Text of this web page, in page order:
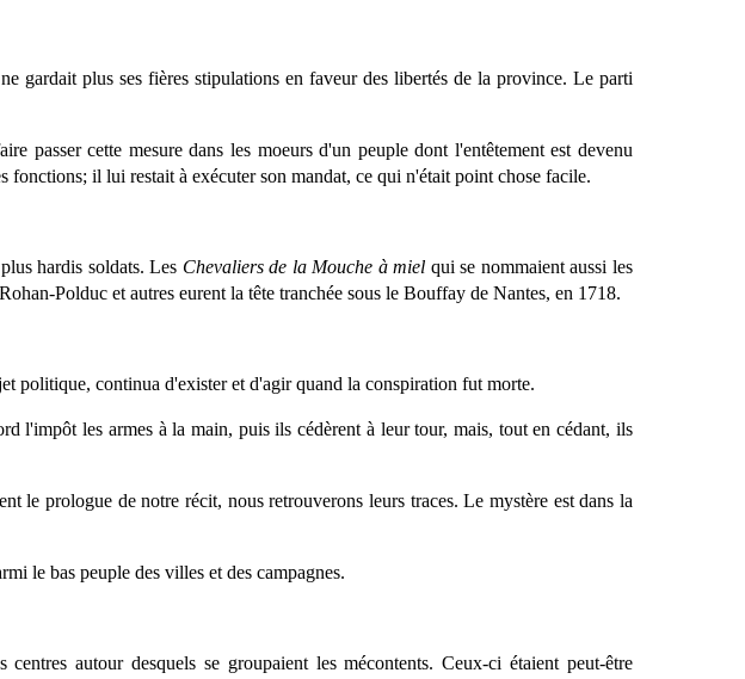
gardait plus ses fières stipulations en faveur des libertés de la province. Le parti
passer cette mesure dans les moeurs d'un peuple dont l'entêtement est devenu
il lui restait à exécuter son mandat, ce qui n'était point chose facile.
hardis soldats. Les Chevaliers de la Mouche à miel qui se nommaient aussi les
Polduc et autres eurent la tête tranchée sous le Bouffay de Nantes, en 1718.
politique, continua d'exister et d'agir quand la conspiration fut morte.
l'impôt les armes à la main, puis ils cédèrent à leur tour, mais, tout en cédant, ils
le prologue de notre récit, nous retrouverons leurs traces. Le mystère est dans la
le bas peuple des villes et des campagnes.
autour desquels se groupaient les mécontents. Ceux-ci étaient peut-être